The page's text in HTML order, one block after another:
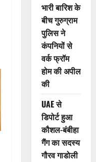
भारी बारिश के
बीच गुरुग्राम
पुलिस ने
कंपनियों से
वर्क फ्रॉम
होम की अपील
की
UAE से
डिपोर्ट हुआ
कौशल-बंबीहा
गैंग का सदस्य
गौरव गाडोली